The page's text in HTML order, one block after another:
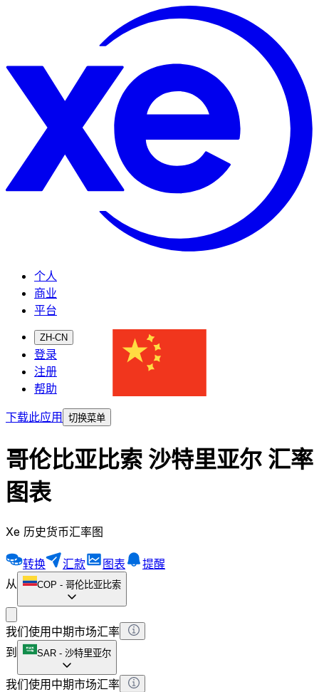
个人
商业
平台
ZH-CN
登录
注册
帮助
下载此应用
切换菜单
哥伦比亚比索 沙特里亚尔 汇率
图表
Xe 历史货币汇率图
转换 汇款 图表
提醒
从
COP - 哥伦比亚比索
我们使用中期市场汇率
到
SAR - 沙特里亚尔
我们使用中期市场汇率